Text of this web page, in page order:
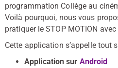
programmation Collège au
Voilà pourquoi, nous vous
pratiquer le STOP MOTION
Cette application s’appelle tout
Application sur Android